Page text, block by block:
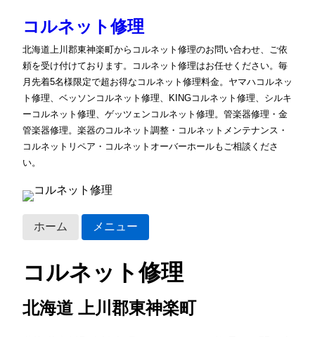
コルネット修理
北海道上川郡東神楽町からコルネット修理のお問い合わせ、ご依
頼を受け付けております。コルネット修理はお任せください。毎
月先着5名様限定で超お得なコルネット修理料金。ヤマハコルネッ
ト修理、ベッソンコルネット修理、KINGコルネット修理、シルキ
ーコルネット修理、ゲッツェンコルネット修理。管楽器修理・金
管楽器修理。楽器のコルネット調整・コルネットメンテナンス・
コルネットリペア・コルネットオーバーホールもご相談くださ
い。
ホーム メニュー
コルネット修理
北海道 上川郡東神楽町